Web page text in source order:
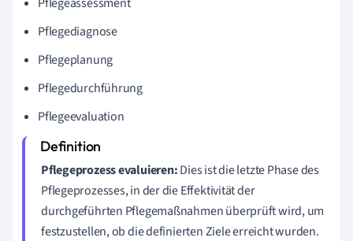
Pflegediagnose
Pflegeplanung
Pflegedurchführung
Pflegeevaluation
Pflegeprozess evaluieren:Dies ist die letzte Phase des
Pflegeprozesses, in der die Effektivität der
durchgeführten Pflegemaßnahmen überprüft wird, um
festzustellen, ob die definierten Ziele erreicht wurden.